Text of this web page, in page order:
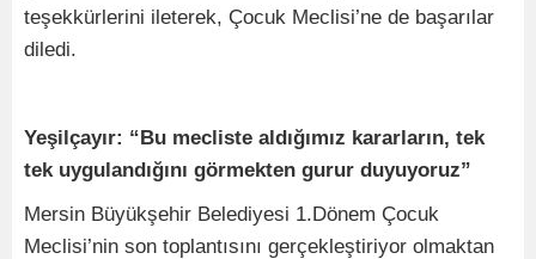
teşekkürlerini ileterek, Çocuk Meclisi’ne de başarılar
diledi.
Yeşilçayır: “Bu mecliste aldığımız kararların, tek
tek uygulandığını görmekten gurur duyuyoruz”
Mersin Büyükşehir Belediyesi 1.Dönem Çocuk
Meclisi’nin son toplantısını gerçekleştiriyor olmaktan